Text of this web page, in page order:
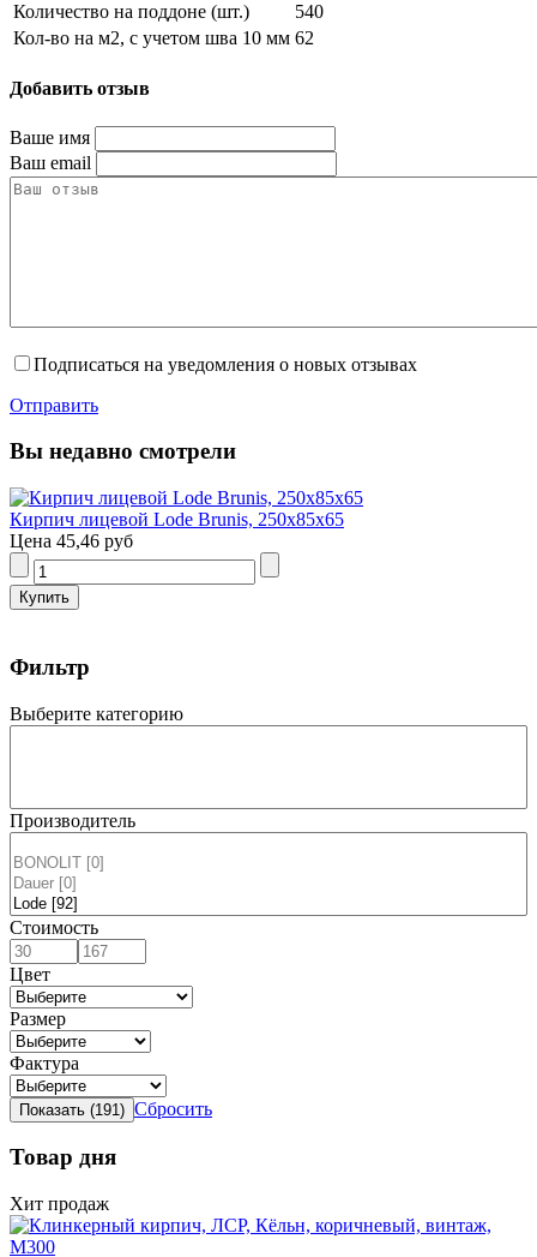
Количество на поддоне (шт.)
540
Кол-во на м2, с учетом шва 10 мм 62
Добавить отзыв
Ваше имя
Ваш email
Подписаться на уведомления о новых отзывах
Отправить
Вы недавно смотрели
Кирпич лицевой Lode Brunis, 250x85x65
Цена 45,46 руб
Фильтр
Выберите категорию
Производитель
Стоимость
Цвет
Размер
Фактура
Сбросить
Товар дня
Хит продаж